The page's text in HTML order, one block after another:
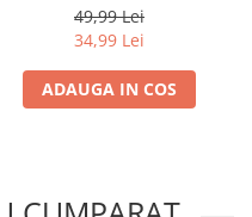
49,99 Lei
34,99 Lei
ADAUGA IN COS